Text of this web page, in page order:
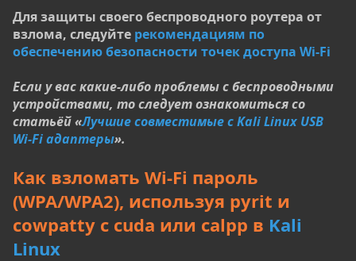
Для защиты своего беспроводного роутера от
взлома, следуйте рекомендациям по
обеспечению безопасности точек доступа Wi-Fi
Если у вас какие-либо проблемы с беспроводными
устройствами, то следует ознакомиться со
статьёй «Лучшие совместимые с Kali Linux USB
Wi-Fi адаптеры».
Как взломать Wi-Fi пароль
(WPA/WPA2), используя pyrit и
cowpatty с cuda или calpp в Kali
Linux